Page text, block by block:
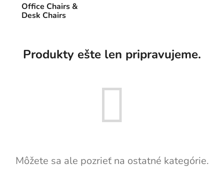
Office Chairs &
Desk Chairs
Produkty ešte len pripravujeme.
Môžete sa ale pozrieť na ostatné kategórie.